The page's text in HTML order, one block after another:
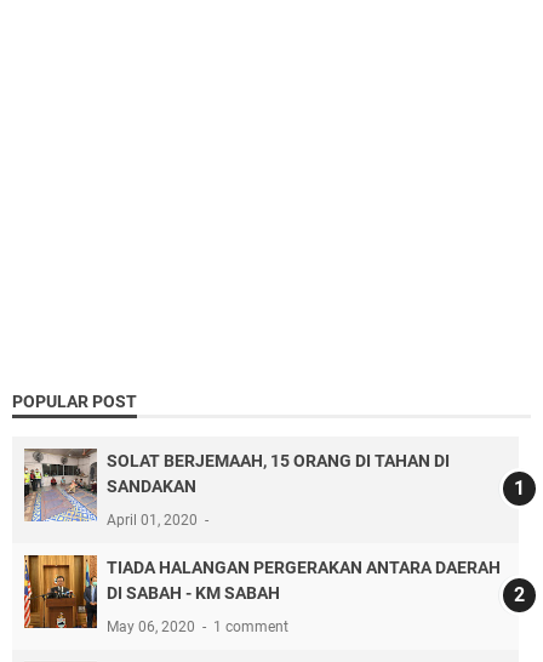
POPULAR POST
SOLAT BERJEMAAH, 15 ORANG DI TAHAN DI
SANDAKAN
April 01, 2020
TIADA HALANGAN PERGERAKAN ANTARA DAERAH
DI SABAH - KM SABAH
May 06, 2020 1 comment